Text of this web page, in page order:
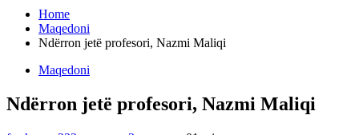
Home
Maqedoni
Ndërron jetë profesori, Nazmi Maliqi
Maqedoni
Ndërron jetë profesori, Nazmi Maliqi